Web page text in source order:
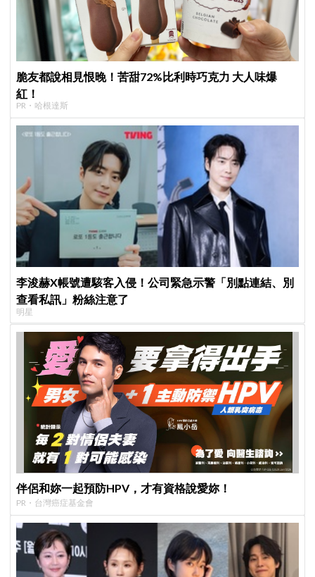
脆友都說相見恨晚！苦甜72%比利時巧克力 大人味爆
紅！
PR・哈根達斯
李浚赫X帳號遭駭客入侵！公司緊急示警「別點連結、別
查看私訊」粉絲注意了
明星
伴侶和妳一起預防HPV，才有資格說愛妳！
PR・台灣癌症基金會